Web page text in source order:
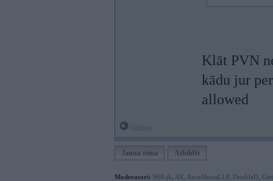
Klāt PVN
kādu jur
allowed
Jauna tēma Atbildēt
Moderatori: 968-jk AV AiwaShuraLLP, DoubleD